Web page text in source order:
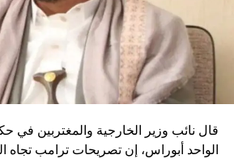
التقشف في فنلندا يصل إلى تقليص
المستشفيات
قال نائب وزير الخارجية والمغتربين في
الواحد أبوراس، إن تصريحات ترامب تجاه